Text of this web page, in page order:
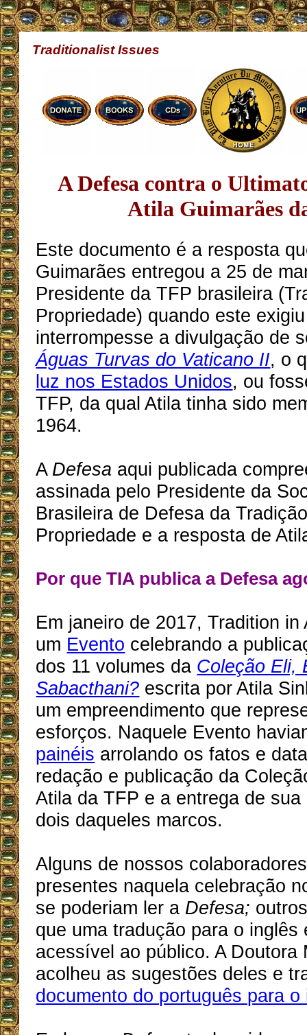
Traditionalist Issues
A Defesa contra o
Atila Guimarães
Este documento é a resposta
Guimarães entregou a 25 de
Presidente da TFP brasileira
Propriedade) quando este
interrompesse a divulgação de
Águas Turvas do Vaticano II, o
luz nos Estados Unidos, ou
TFP, da qual Atila tinha sido
1964.
A Defesa aqui publicada
assinada pelo Presidente da
Brasileira de Defesa da
Propriedade e a resposta de
Por que TIA publica a Defesa
Em janeiro de 2017, Tradition in
um Evento celebrando a
dos 11 volumes da Coleção Eli,
Sabacthani? escrita por Atila
um empreendimento que
esforços. Naquele Evento
painéis arrolando os fatos e
redação e publicação da
Atila da TFP e a entrega de sua
dois daqueles marcos.
Alguns de nossos
presentes naquela celebração
se poderiam ler a Defesa;
que uma tradução para o inglês
acessível ao público. A Doutora
acolheu as sugestões deles e
documento do português para o